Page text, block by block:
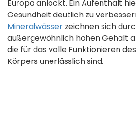
Europa anlockt. Ein Aufenthalt
Gesundheit deutlich zu
Mineralwässer zeichnen sich
außergewöhnlich hohen Gehalt
die für das volle Funktionieren
Körpers unerlässlich sind.